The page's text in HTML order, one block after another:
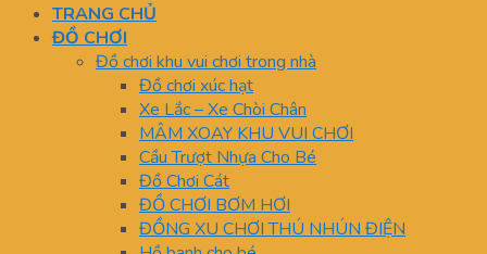
TRANG CHỦ
ĐỒ CHƠI
Đồ chơi khu vui chơi trong nhà
Đồ chơi xúc hạt
Xe Lắc – Xe Chòi Chân
MÂM XOAY KHU VUI CHƠI
Cầu Trượt Nhựa Cho Bé
Đồ Chơi Cát
ĐỒ CHƠI BƠM HƠI
ĐỒNG XU CHƠI THÚ NHÚN ĐIỆN